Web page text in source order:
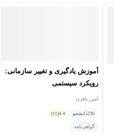
آموزش یادگیری و تغییر سازمانی:
رویکرد سیستمی
امین باقری
236دانشجو 4.4
(11)
گواهی‌نامه